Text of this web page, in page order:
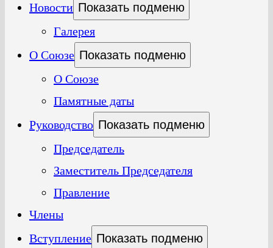
Новости Показать подменю
Галерея
О Союзе Показать подменю
О Союзе
Памятные даты
Руководство Показать подменю
Председатель
Заместитель Председателя
Правление
Члены
Вступление Показать подменю